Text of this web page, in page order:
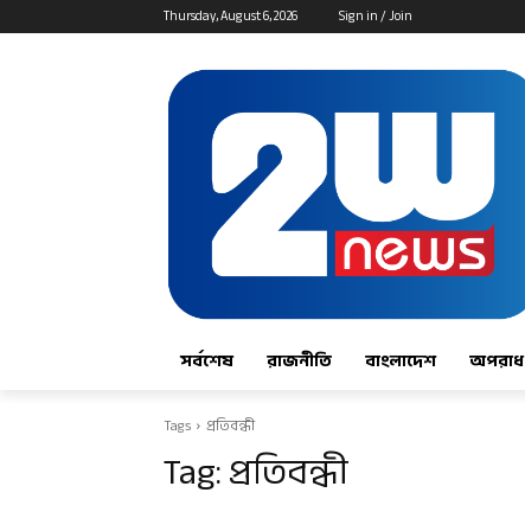
Thursday, August 6, 2026 Sign in / Join
সর্বশেষ রাজনীতি বাংলাদেশ অপরাধ
Tags প্রতিবন্ধী
Tag:প্রতিবন্ধী